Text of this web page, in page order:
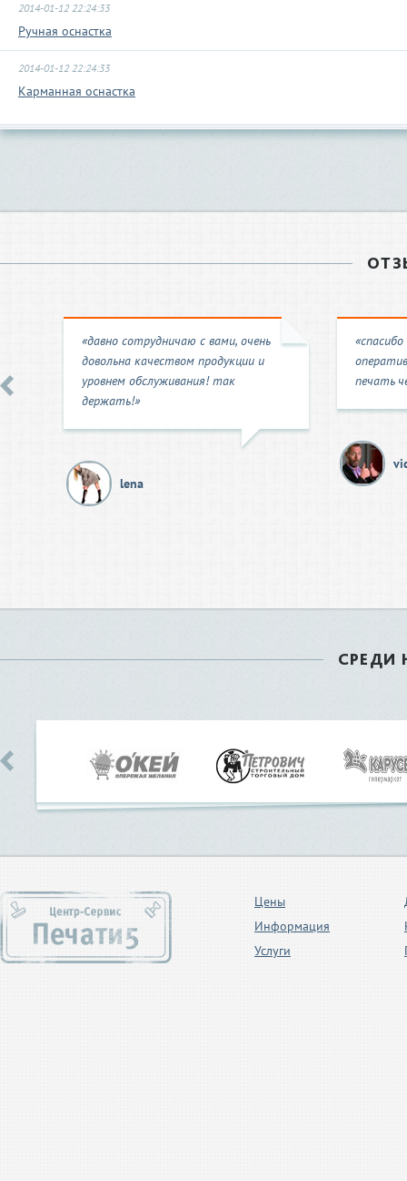
2014-01-12 22:24:33
Ручная оснастка
2014-01-12 22:24:33
Карманная оснастка
«давно сотрудничаю с вами, очень
довольна качеством продукции и
уровнем обслуживания! так
держать!»
lena
печать
СРЕДИ
Цены
Информация
Услуги